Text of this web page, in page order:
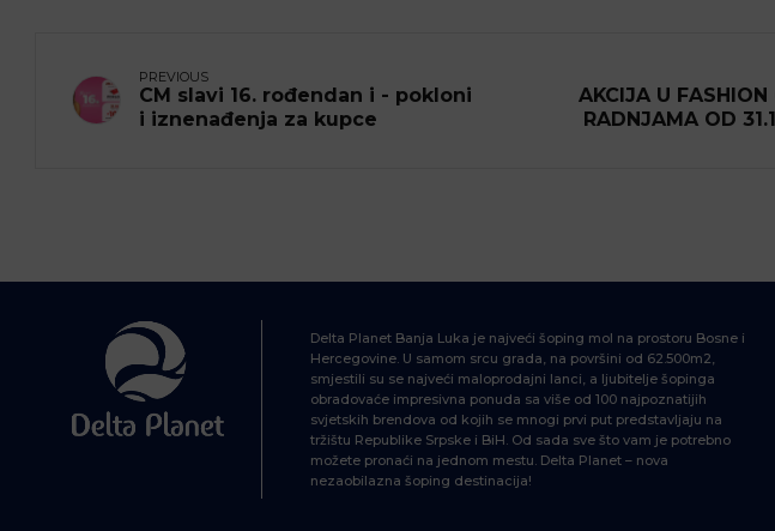
PREVIOUS
CM slavi 16. rođendan i - pokloni
i iznenađenja za kupce
AKCIJA U FASHION
RADNJAMA OD
Delta Planet Banja Luka je najveći šoping mol na prostoru Bosne i
Hercegovine. U samom srcu grada, na površini od 62.500m2,
smjestili su se najveći maloprodajni lanci, a ljubitelje šopinga
obradovaće impresivna ponuda sa više od 100 najpoznatijih
svjetskih brendova od kojih se mnogi prvi put predstavljaju na
tržištu Republike Srpske i BiH. Od sada sve što vam je potrebno
možete pronaći na jednom mestu. Delta Planet – nova
nezaobilazna šoping destinacija!